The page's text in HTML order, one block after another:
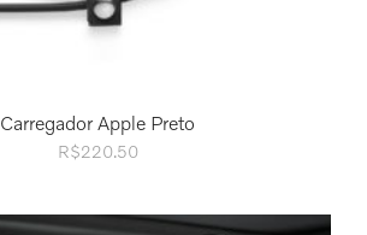
Carregador Apple Preto
R$220.50